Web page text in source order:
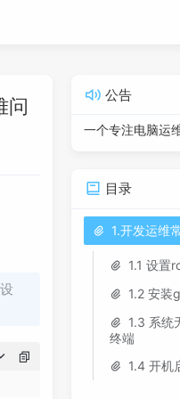
问 公告
一个专注电脑运
目录
1.开发运维
1.1 设置
1.2 安装
1.3 系统
终端
1.4 开机